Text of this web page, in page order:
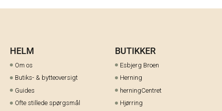
HELM
Om os
Butiks- & bytteoversigt
Guides
Ofte stillede spørgsmål
BUTIKKER
Esbjerg Broen
Herning
herningCentret
Hjørring